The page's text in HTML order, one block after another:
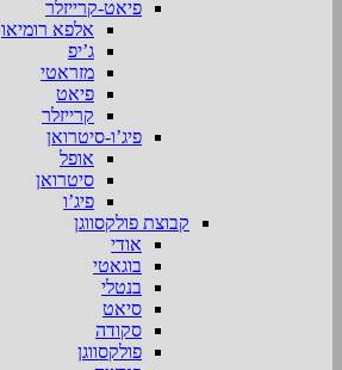
פיאט-קרייזלר
אלפא רומיאו
ג’יפ
מזראטי
פיאט
קרייזלר
פיג’ו-סיטרואן
אופל
סיטרואן
פיג’ו
קבוצת פולקסווגן
אודי
בוגאטי
בנטלי
סיאט
סקודה
פולקסווגן